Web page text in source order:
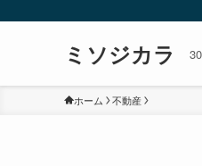
ミソジカラ
ホーム 不動産